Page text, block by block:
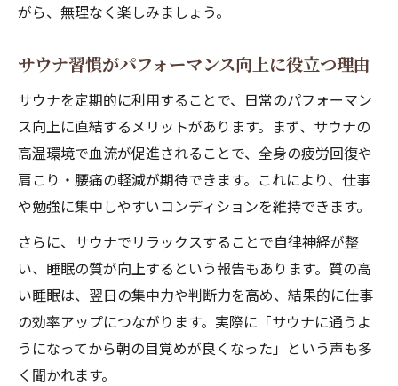
がら、無理なく楽しみましょう。
サウナ習慣がパフォーマンス向上に役立つ理由
サウナを定期的に利用することで、日常のパフォーマン
ス向上に直結するメリットがあります。まず、サウナの
高温環境で血流が促進されることで、全身の疲労回復や
肩こり・腰痛の軽減が期待できます。これにより、仕事
や勉強に集中しやすいコンディションを維持できます。
さらに、サウナでリラックスすることで自律神経が整
い、睡眠の質が向上するという報告もあります。質の高
い睡眠は、翌日の集中力や判断力を高め、結果的に仕事
の効率アップにつながります。実際に「サウナに通うよ
うになってから朝の目覚めが良くなった」という声も多
く聞かれます。